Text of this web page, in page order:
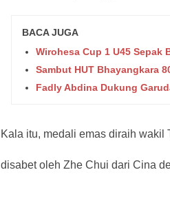
BACA JUGA
Wirohesa Cup 1 U45 Sepak
Sambut HUT Bhayangkara
Fadly Abdina Dukung
Kala itu, medali emas diraih wakil
disabet oleh Zhe Chui dari Cina